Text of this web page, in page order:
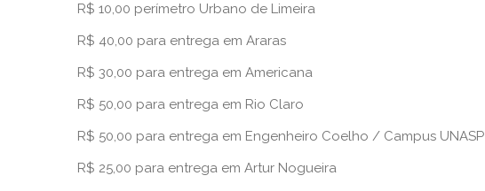
R$ 10,00 perímetro Urbano de Limeira
R$ 40,00 para entrega em Araras
R$ 30,00 para entrega em Americana
R$ 50,00 para entrega em Rio Claro
R$ 50,00 para entrega em Engenheiro Coelho / Campus UNASP
R$ 25,00 para entrega em Artur Nogueira